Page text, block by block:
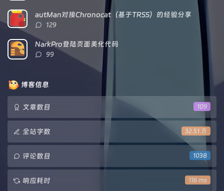
数：
autMan对接Chronocat（基于TRSS）的经验分享
评
数：
129
NarkPro登陆页面美化代码
评
99
博客信息
109
文章数目
32.51 万
全站字数
1038
评论数目
116 ms
响应耗时